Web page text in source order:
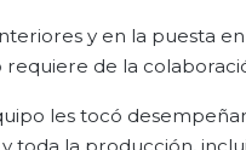
y en la puesta
de la
les tocó